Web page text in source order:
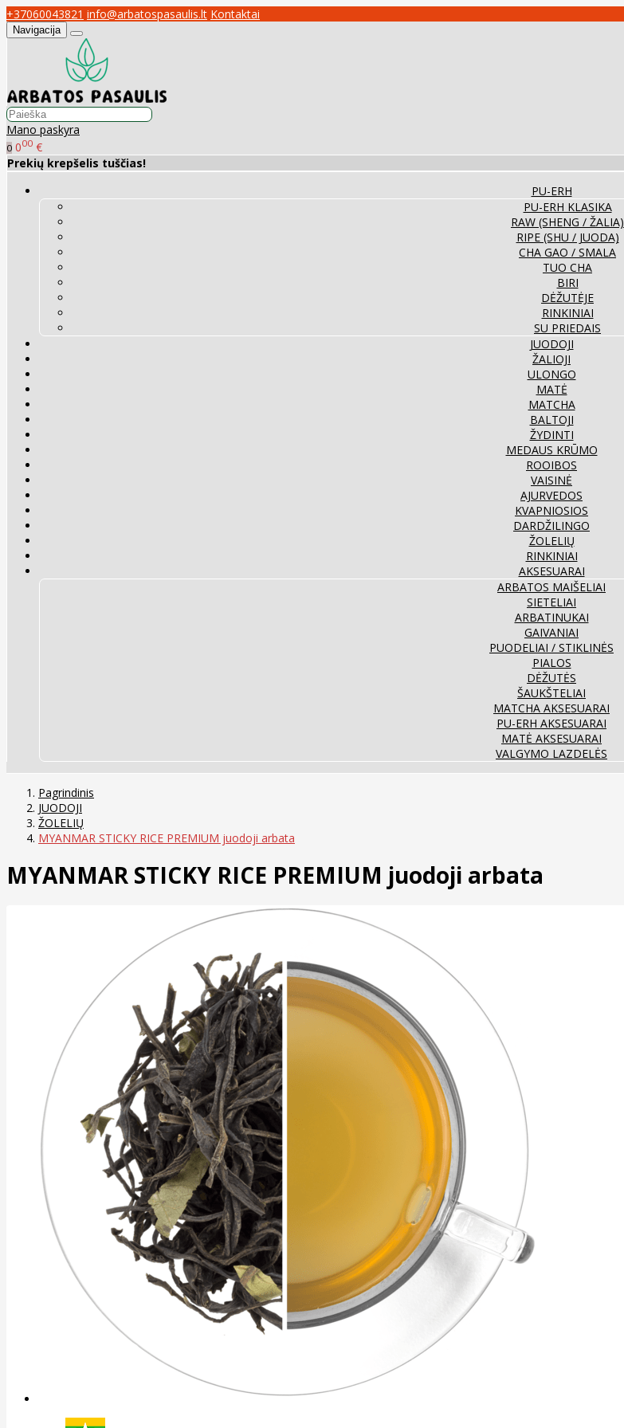
+37060043821 info@arbatospasaulis.lt Kontaktai
Navigacija
Mano paskyra
0 000 €
Prekių krepšelis tuščias!
PU-ERH
PU-ERH KLASIKA
RAW (SHENG / ŽALIA)
RIPE (SHU / JUODA)
CHA GAO / SMALA
TUO CHA
BIRI
DĖŽUTĖJE
RINKINIAI
SU PRIEDAIS
JUODOJI
ŽALIOJI
ULONGO
MATĖ
MATCHA
BALTOJI
ŽYDINTI
MEDAUS KRŪMO
ROOIBOS
VAISINĖ
AJURVEDOS
KVAPNIOSIOS
DARDŽILINGO
ŽOLELIŲ
RINKINIAI
AKSESUARAI
ARBATOS MAIŠELIAI
SIETELIAI
ARBATINUKAI
GAIVANIAI
PUODELIAI / STIKLINĖS
PIALOS
DĖŽUTĖS
ŠAUKŠTELIAI
MATCHA AKSESUARAI
PU-ERH AKSESUARAI
MATĖ AKSESUARAI
VALGYMO LAZDELĖS
Pagrindinis
JUODOJI
ŽOLELIŲ
MYANMAR STICKY RICE PREMIUM juodoji arbata
MYANMAR STICKY RICE PREMIUM juodoji arbata